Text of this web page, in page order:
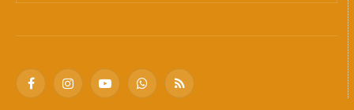
FacebookInstagramYouTubeWhatsApp
RSS